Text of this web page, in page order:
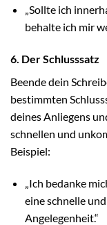
„Sollte ich
behalte ich mir
6. Der Schlusssatz
Beende dein
bestimmten
deines Anliegens
schnellen und
Beispiel:
„Ich bedanke
eine schnelle
Angelegenheit.“